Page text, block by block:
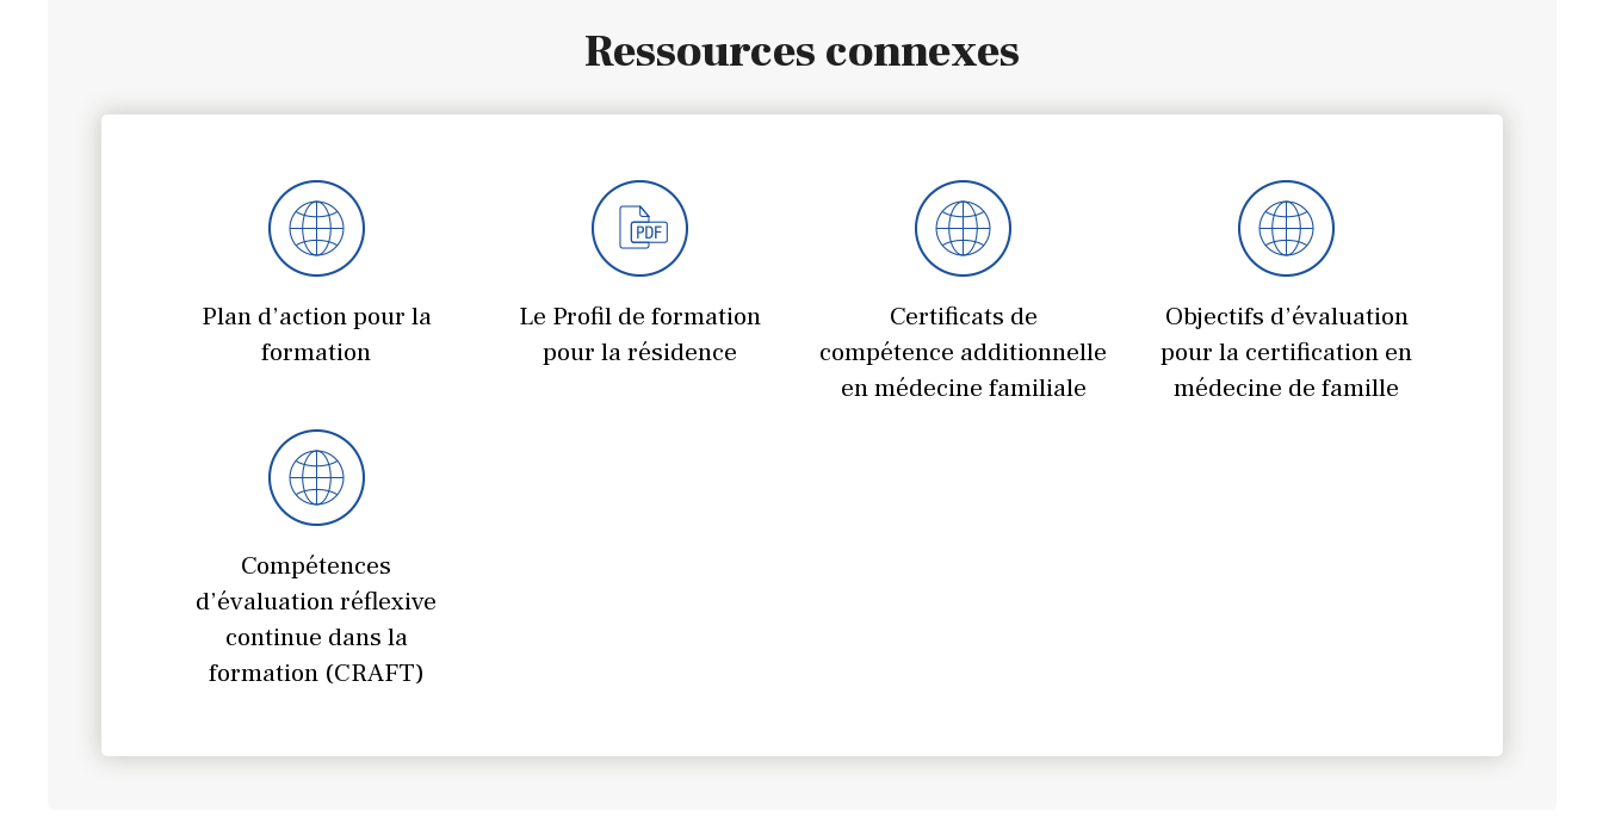
Ressources connexes
Plan d’action pour la
formation
Le Profil de formation
pour la résidence
Certificats de
compétence additionnelle
en médecine familiale
Objectifs d’évaluation
pour la certification en
médecine de famille
Compétences
d’évaluation réflexive
continue dans la
formation (CRAFT)